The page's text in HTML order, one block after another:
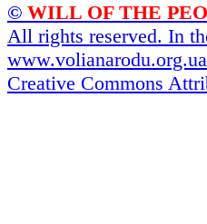
© WILL OF THE
All rights reserved. In
www.volianarodu.org.ua
Creative Commons